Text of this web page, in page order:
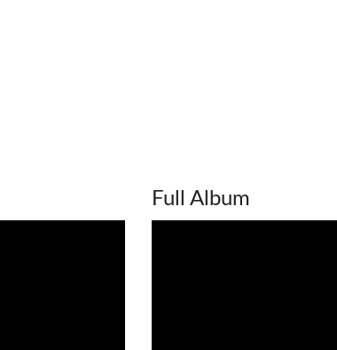
Full Album